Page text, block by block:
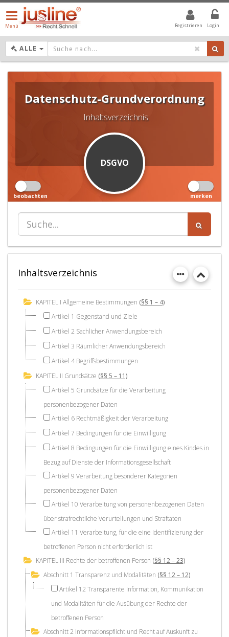
Registrieren Login
Menü
öffnen/schließen
Menü
ALLE DROPDOWN: GEWÄHLTER WERT IST ALLE
Datenschutz-Grundverordnung
Inhaltsverzeichnis
DSGVO
beobachten merken
Inhaltsverzeichnis
KAPITEL I Allgemeine Bestimmungen (§§ 1 – 4)
Artikel 1 Gegenstand und Ziele
Artikel 2 Sachlicher Anwendungsbereich
Artikel 3 Räumlicher Anwendungsbereich
Artikel 4 Begriffsbestimmungen
KAPITEL II Grundsätze (§§ 5 – 11)
Artikel 5 Grundsätze für die Verarbeitung
personenbezogener Daten
Artikel 6 Rechtmäßigkeit der Verarbeitung
Artikel 7 Bedingungen für die Einwilligung
Artikel 8 Bedingungen für die Einwilligung eines Kindes in
Bezug auf Dienste der Informationsgesellschaft
Artikel 9 Verarbeitung besonderer Kategorien
personenbezogener Daten
Artikel 10 Verarbeitung von personenbezogenen Daten
über strafrechtliche Verurteilungen und Straftaten
Artikel 11 Verarbeitung, für die eine Identifizierung der
betroffenen Person nicht erforderlich ist
KAPITEL III Rechte der betroffenen Person (§§ 12 – 23)
Abschnitt 1 Transparenz und Modalitäten (§§ 12 – 12)
Artikel 12 Transparente Information, Kommunikation
und Modalitäten für die Ausübung der Rechte der
betroffenen Person
Abschnitt 2 Informationspflicht und Recht auf Auskunft zu